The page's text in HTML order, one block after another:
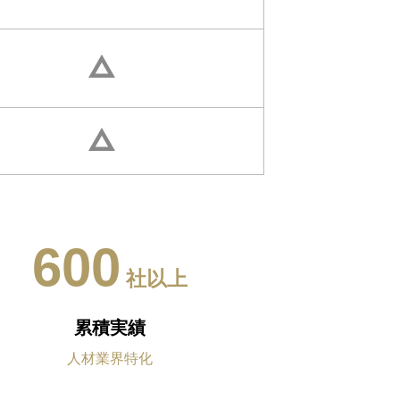
600 社以上
累積実績
人材業界特化